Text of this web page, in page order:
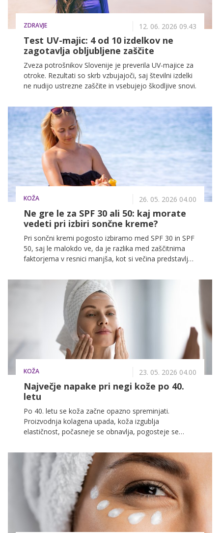
ZDRAVJE 12. 06. 2026 09.43
Test UV-majic: 4 od 10 izdelkov ne
zagotavlja obljubljene zaščite
Zveza potrošnikov Slovenije je preverila UV-majice za
otroke. Rezultati so skrb vzbujajoči, saj številni izdelki
ne nudijo ustrezne zaščite in vsebujejo škodljive snovi.
KOŽA 26. 05. 2026 04.00
Ne gre le za SPF 30 ali 50: kaj morate
vedeti pri izbiri sončne kreme?
Pri sončni kremi pogosto izbiramo med SPF 30 in SPF
50, saj le malokdo ve, da je razlika med zaščitnima
faktorjema v resnici manjša, kot si večina predstavlja.
embalaži, temveč od celotne sestave kreme ter
pravilne uporabe in zadostne količine nanosa,
poudarja doktorica biomedicine in raziskovalka
toksinov dr. Saša Aden.
KOŽA 23. 05. 2026 04.00
Največje napake pri negi kože po 40.
letu
Po 40. letu se koža začne opazno spreminjati.
Proizvodnja kolagena upada, koža izgublja
elastičnost, počasneje se obnavlja, pogosteje se
Prav zato številne ženske posežejo po dražjih izdelkih
in agresivnejših tretmajih, vendar dermatologi
opozarjajo, da prav tukaj pogosto nastanejo največje
napake.